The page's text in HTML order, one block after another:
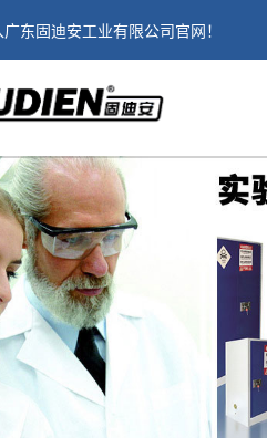
东固迪安工业有限公司官网！